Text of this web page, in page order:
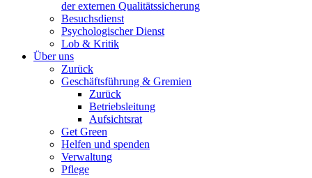
der externen Qualitätssicherung
Besuchsdienst
Psychologischer Dienst
Lob & Kritik
Über uns
Zurück
Geschäftsführung & Gremien
Zurück
Betriebsleitung
Aufsichtsrat
Get Green
Helfen und spenden
Verwaltung
Pflege